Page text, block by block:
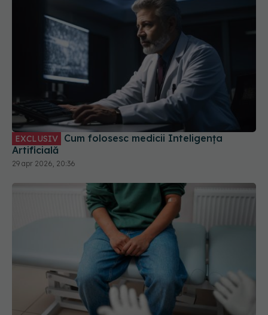
EXCLUSIV
Artificială
29 apr 2026, 20:36